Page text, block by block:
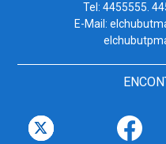
Tel: 4455555.
E-Mail: